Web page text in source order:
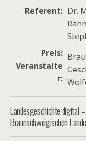
Referent
Dr.
Preis
Veranstalte
r
Landesgeschichte digital
Braunschweigischen